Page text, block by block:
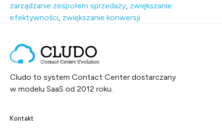
zarządzanie zespołem sprzedaży, zwiększanie
efektywności, zwiększanie konwersji
Cludo to system Contact Center dostarczany
w modelu SaaS od 2012 roku.
Kontakt